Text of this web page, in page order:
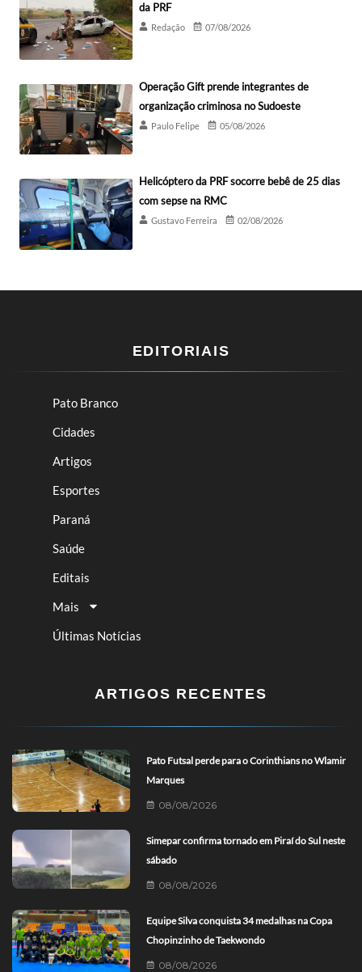
da PRF
Redação 07/08/2026
Operação Gift prende integrantes de
organização criminosa no Sudoeste
Paulo Felipe 05/08/2026
Helicóptero da PRF socorre bebê de 25 dias
com sepse na RMC
Gustavo Ferreira 02/08/2026
EDITORIAIS
Pato Branco
Cidades
Artigos
Esportes
Paraná
Saúde
Editais
Mais
Últimas Notícias
ARTIGOS RECENTES
Pato Futsal perde para o Corinthians no Wlamir
Marques
08/08/2026
Simepar confirma tornado em Piraí do Sul neste
sábado
08/08/2026
Equipe Silva conquista 34 medalhas na Copa
Chopinzinho de Taekwondo
08/08/2026